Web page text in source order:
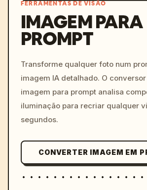
colors,
FERRAMENTAS DE VISÃO
IMAGEM PARA
PROMPT
Transforme qualquer foto num
imagem IA detalhado. O
imagem para prompt analisa
iluminação para recriar qualquer
segundos.
CONVERTER IMAGEM EM